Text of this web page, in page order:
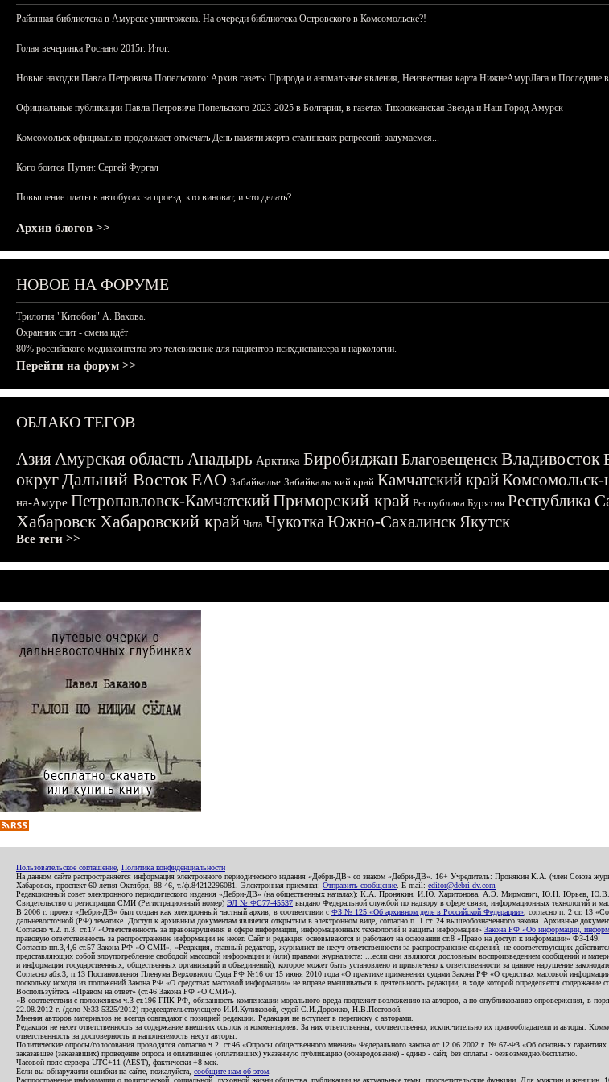
Районная библиотека в Амурске уничтожена. На очереди библиотека Островского в Комсомольске?!
Голая вечеринка Роснано 2015г. Итог.
Новые находки Павла Петровича Попельского: Архив газеты Природа и аномальные явления, Неизвестная карта НижнеАмурЛага и Последние
Официальные публикации Павла Петровича Попельского 2023-2025 в Болгарии, в газетах Тихоокеанская Звезда и Наш Город Амурск
Комсомольск официально продолжает отмечать День памяти жертв сталинских репрессий: задумаемся...
Кого боится Путин: Сергей Фургал
Повышение платы в автобусах за проезд: кто виноват, и что делать?
Архив блогов >>
НОВОЕ НА ФОРУМЕ
Трилогия "Китобои" А. Вахова.
Охранник спит - смена идёт
80% российского медиаконтента это телевидение для пациентов психдиспансера и наркологии.
Перейти на форум >>
ОБЛАКО ТЕГОВ
АзияАмурская область Анадырь Арктика БиробиджанБлаговещенскВладивосток
округДальний ВостокЕАО Забайкалье Забайкальский край Камчатский край
на-Амуре Петропавловск-КамчатскийПриморский край Республика Бурятия Республика
ХабаровскХабаровский край Чита ЧукоткаЮжно-СахалинскЯкутск
Все теги >>
Пользовательское соглашение Политика конфиденциальности
На данном сайте распространяется информация электронного периодического издания «Дебри-ДВ» со знаком «Дебри-ДВ». 16+ Учредитель: Пронякин К.А. (член Союза
Хабаровск, проспект 60-летия Октября, 88-46, т./ф.84212296081. Электронная приемная: Отправить сообщение . E-mail: editor@debri-dv.com
Редакционный совет электронного периодического издания «Дебри-ДВ» (на общественных началах): К.А. Пронякин, И.Ю. Харитонова, А.Э. Мирмович, Ю.Н.
Свидетельство о регистрации СМИ (Регистрационный номер) ЭЛ № ФС77-45537 выдано Федеральной службой по надзору в сфере связи, информационных технологий и
В 2006 г. проект «Дебри-ДВ» был создан как электронный частный архив, в соответствии с ФЗ № 125 «Об архивном деле в Российской Федерации» , согласно п. 2 ст. 13
дальневосточной (РФ) тематике. Доступ к архивным документам является открытым в электронном виде, согласно п. 1 ст. 24 вышеобозначенного закона. Архивные
Согласно ч.2. п.3. ст.17 «Ответственность за правонарушения в сфере информации, информационных технологий и защиты информации» Закона РФ «Об информации,
правовую ответственность за распространение информации не несет. Сайт и редакция основываются и работают на основании ст.8 «Право на доступ к информации» ФЗ-149.
Согласно пп.3,4,6 ст.57 Закона РФ «О СМИ», «Редакция, главный редактор, журналист не несут ответственности за распространение сведений, не соответствующих
представляющих собой злоупотребление свободой массовой информации и (или) правами журналиста: ...если они являются дословным воспроизведением сообщений и
и информация государственных, общественных организаций и объединений), которое может быть установлено и привлечено к ответственности за данное нарушение
Согласно абз.3, п.13 Постановления Пленума Верховного Суда РФ №16 от 15 июня 2010 года «О практике применения судами Закона РФ «О средствах массовой
поскольку исходя из положений Закона РФ «О средствах массовой информации» не вправе вмешиваться в деятельность редакции, в ходе которой определяется содержание
Воспользуйтесь «Правом на ответ» (ст.46 Закона РФ «О СМИ»).
«В соответствии с положением ч.3 ст.196 ГПК РФ, обязанность компенсации морального вреда подлежит возложению на авторов, а по опубликованию опровержения, в
22.08.2012 г. (дело №33-5325/2012) председательствующего И.И.Куликовой, судей С.И.Дорожко, Н.В.Пестовой.
Мнения авторов материалов не всегда совпадают с позицией редакции. Редакция не вступает в переписку с авторами.
Редакция не несет ответственность за содержание внешних ссылок и комментариев. За них ответственны, соответственно, исключительно их правообладатели и авторы.
ответственность за достоверность и наполняемость несут авторы.
Политические опросы/голосования проводятся согласно ч.2. ст.46 «Опросы общественного мнения» Федерального закона от 12.06.2002 г. № 67-ФЗ «Об основных
заказавшее (заказавших) проведение опроса и оплатившее (оплативших) указанную публикацию (обнародование) - едино - сайт, без оплаты - безвозмездно/бесплатно.
Часовой пояс сервера UTC+11 (AEST), фактически +8 мск.
Если вы обнаружили ошибки на сайте, пожалуйста, сообщите нам об этом
Распространение информации о политической, социальной, духовной жизни общества, публикации на актуальные темы, просветительские функции. Для мужчин и женщин.